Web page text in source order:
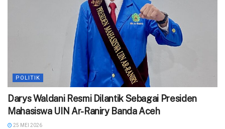
POLITIK
Darys Waldani Resmi Dilantik Sebagai Presiden
Mahasiswa UIN Ar-Raniry Banda Aceh
25 MEI 2026